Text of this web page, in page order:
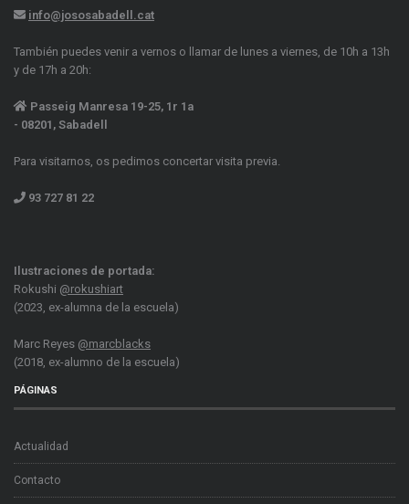
info@jososabadell.cat
También puedes venir a vernos o llamar de lunes a viernes, de 10h a 13h
y de 17h a 20h:
Passeig Manresa 19-25, 1r 1a
- 08201, Sabadell
Para visitarnos, os pedimos concertar visita previa.
93 727 81 22
Ilustraciones de portada:
Rokushi @rokushiart
(2023, ex-alumna de la escuela)
Marc Reyes @marcblacks
(2018, ex-alumno de la escuela)
PÁGINAS
Actualidad
Contacto